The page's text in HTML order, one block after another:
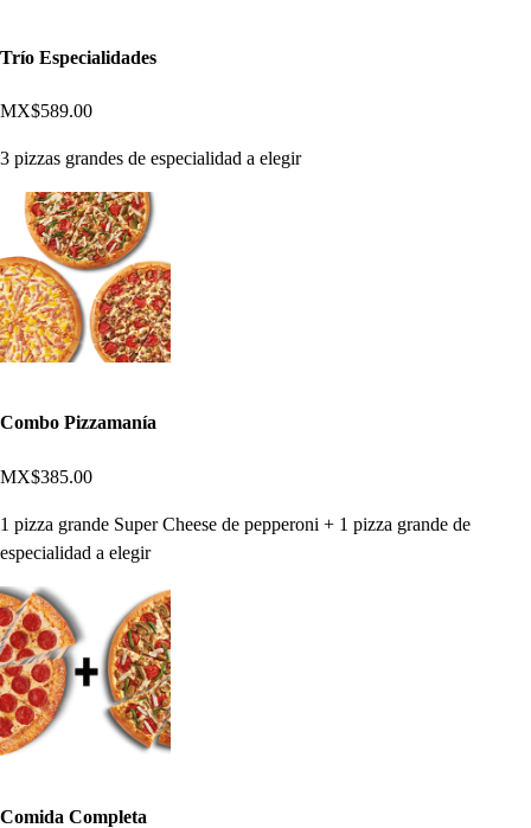
Trío Especialidades
MX$589.00
3 pizzas grandes de especialidad a elegir
Combo Pizzamanía
MX$385.00
1 pizza grande Super Cheese de pepperoni + 1 pizza grande de
especialidad a elegir
Comida Completa